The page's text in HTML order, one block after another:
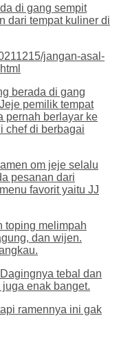
di gang sempit
dari tempat kuliner di
jangan-asal-
berada di gang
pemilik tempat
pernah berlayar ke
chef di berbagai
om jeje selalu
pesanan dari
favorit yaitu JJ
toping melimpah
dan wijen.
tebal dan
enak banget.
ramennya ini gak